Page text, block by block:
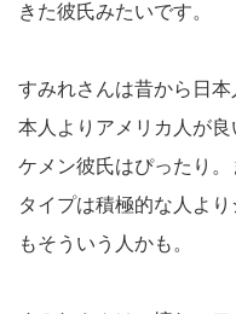
きた彼氏みたいです。
すみれさんは昔から日
本人よりアメリカ人が
ケメン彼氏はぴったり
タイプは積極的な人よ
もそういう人かも。